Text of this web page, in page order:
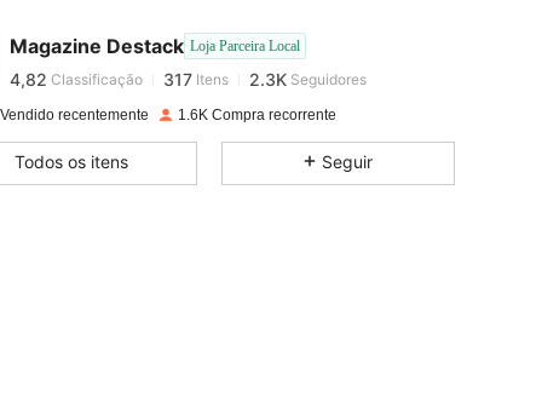
Magazine Destack Loja Parceira Local
4,82 Classificação 317 Itens 2.3K Seguidores
4,82
recentemente 1.6K Compra recorrente
Todos os itens Seguir